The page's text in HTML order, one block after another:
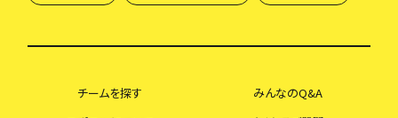
チームを探す
みんなのQ&A